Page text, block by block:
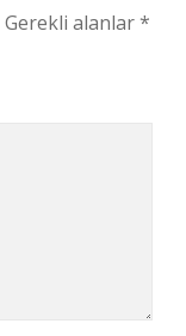
Gerekli alanlar*